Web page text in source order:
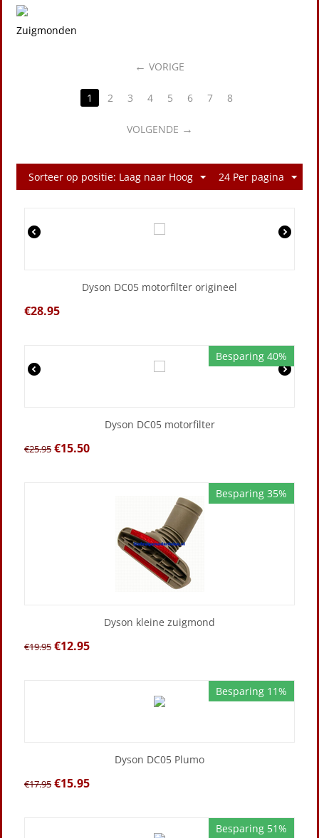
Zuigmonden
VORIGE
1 2 3 4 5 6 7 8
VOLGENDE
Sorteer op positie: Laag naar Hoog 24 Per pagina
Dyson DC05 motorfilter origineel
€28.95
Besparing 40%
Dyson DC05 motorfilter
€25.95 €15.50
Besparing 35%
Dyson kleine zuigmond
€19.95 €12.95
Besparing 11%
Dyson DC05 Plumo
€17.95 €15.95
Besparing 51%